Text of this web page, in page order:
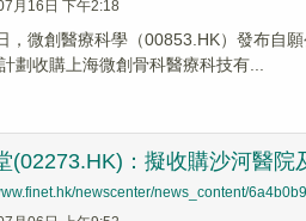
月16日 下午2:18
，微創醫療科學（00853.HK）發布自
劃收購上海微創骨科醫療科技有...
(02273.HK)：擬收購沙河醫院
newscenter/news_content/